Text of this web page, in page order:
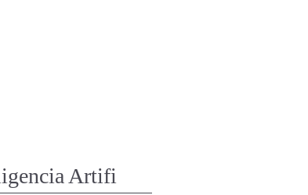
Artifi